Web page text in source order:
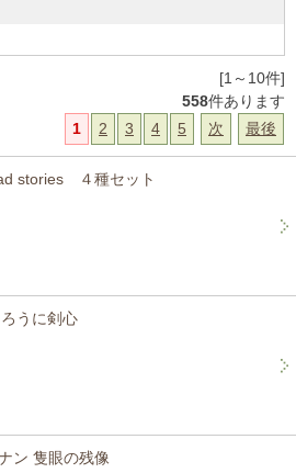
[1～10件]
558件あります
1
2 3 4 5 次 最後
stories ４種セット
うに剣心
ン 隻眼の残像